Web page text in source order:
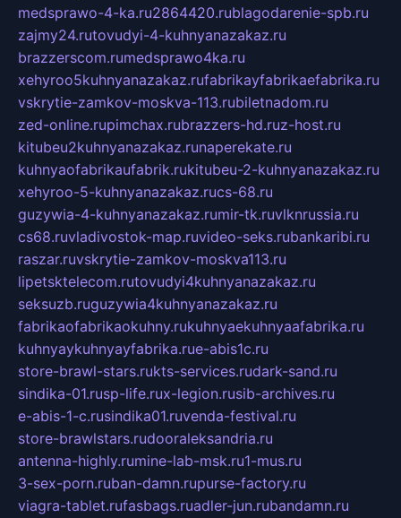
medsprawo-4-ka.ru2864420.rublagodarenie-spb.ru
zajmy24.rutovudyi-4-kuhnyanazakaz.ru
brazzerscom.rumedsprawo4ka.ru
xehyroo5kuhnyanazakaz.rufabrikayfabrikaefabrika.ru
vskrytie-zamkov-moskva-113.rubiletnadom.ru
zed-online.rupimchax.rubrazzers-hd.ruz-host.ru
kitubeu2kuhnyanazakaz.runaperekate.ru
kuhnyaofabrikaufabrik.rukitubeu-2-kuhnyanazakaz.ru
xehyroo-5-kuhnyanazakaz.rucs-68.ru
guzywia-4-kuhnyanazakaz.rumir-tk.ruvlknrussia.ru
cs68.ruvladivostok-map.ruvideo-seks.rubankaribi.ru
raszar.ruvskrytie-zamkov-moskva113.ru
lipetsktelecom.rutovudyi4kuhnyanazakaz.ru
seksuzb.ruguzywia4kuhnyanazakaz.ru
fabrikaofabrikaokuhny.rukuhnyaekuhnyaafabrika.ru
kuhnyaykuhnyayfabrika.rue-abis1c.ru
store-brawl-stars.rukts-services.rudark-sand.ru
sindika-01.rusp-life.rux-legion.rusib-archives.ru
e-abis-1-c.rusindika01.ruvenda-festival.ru
store-brawlstars.rudooraleksandria.ru
antenna-highly.rumine-lab-msk.ru1-mus.ru
3-sex-porn.ruban-damn.rupurse-factory.ru
viagra-tablet.rufasbags.ruadler-jun.rubandamn.ru